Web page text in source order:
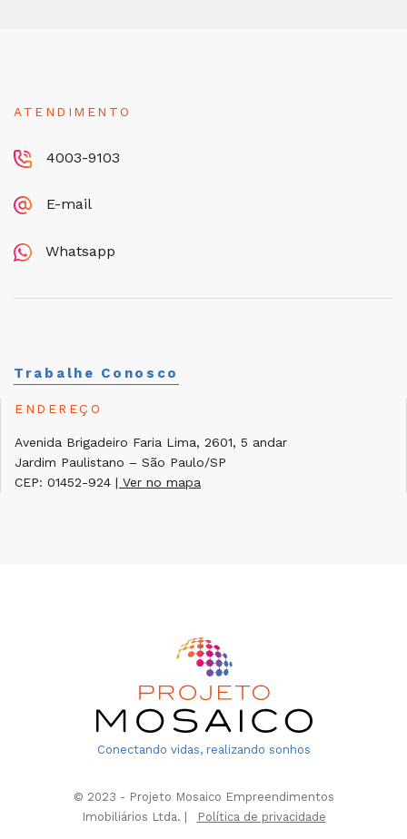
ATENDIMENTO
4003-9103
E-mail
Whatsapp
Trabalhe Conosco
ENDEREÇO
Avenida Brigadeiro Faria Lima, 2601, 5 andar
Jardim Paulistano – São Paulo/SP
CEP: 01452-924 | Ver no mapa
Conectando vidas, realizando sonhos
© 2023 - Projeto Mosaico Empreendimentos
Imobiliários Ltda. |
Política de privacidade